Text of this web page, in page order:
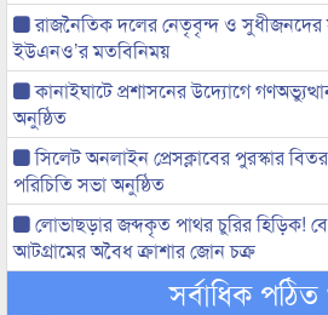
রাজনৈতিক দলের নেতৃবৃন্দ ও সুধীজনদের
ইউএনও’র মতবিনিময়
কানাইঘাটে প্রশাসনের উদ্যোগে
অনুষ্ঠিত
সিলেট অনলাইন প্রেসক্লাবের পুরস্কার
পরিচিতি সভা অনুষ্ঠিত
লোভাছড়ার জব্দকৃত পাথর চুরির হিড়িক!
আটগ্রামের অবৈধ ক্রাশার জোন চক্র
সর্বাধিক